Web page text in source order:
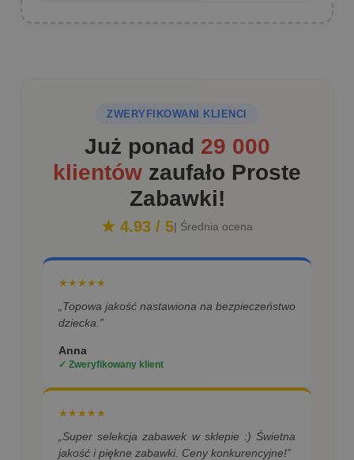
ZWERYFIKOWANI KLIENCI
Już ponad 29 000
klientów zaufało Proste
Zabawki!
★ 4.93 / 5| Średnia ocena
★★★★★
„Topowa jakość nastawiona na bezpieczeństwo
dziecka.”
Anna
✓ Zweryfikowany klient
★★★★★
„Super selekcja zabawek w sklepie :) Świetna
jakość i piękne zabawki. Ceny konkurencyjne!”